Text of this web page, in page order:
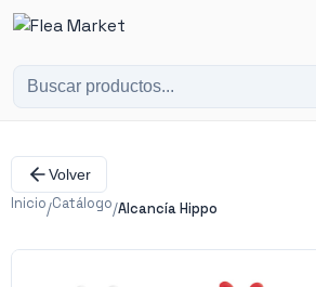
Volver
Inicio/Catálogo/Alcancía Hippo